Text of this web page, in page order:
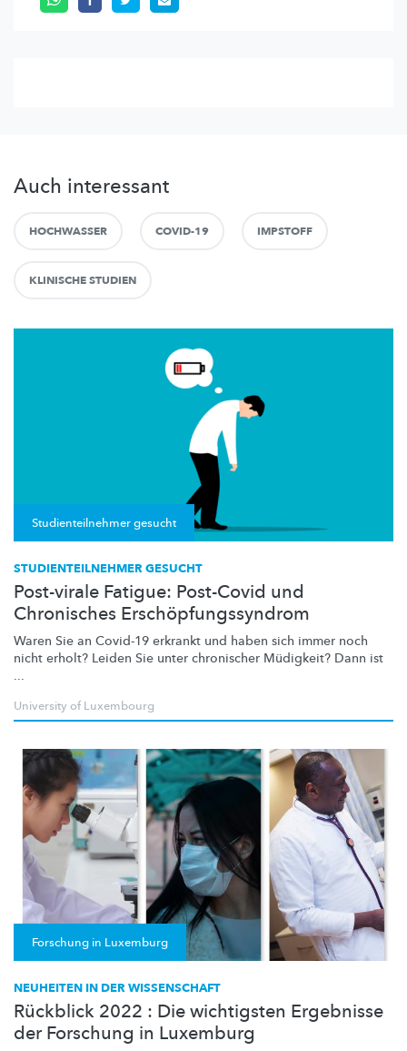
Auch interessant
HOCHWASSER COVID-19 IMPSTOFF
KLINISCHE STUDIEN
Studienteilnehmer gesucht
STUDIENTEILNEHMER GESUCHT
Post-virale Fatigue: Post-Covid und
Chronisches Erschöpfungssyndrom
Waren Sie an Covid-19 erkrankt und haben sich immer noch
nicht erholt? Leiden Sie unter chronischer Müdigkeit? Dann ist
...
University of Luxembourg
Forschung in Luxemburg
NEUHEITEN IN DER WISSENSCHAFT
Rückblick 2022 : Die wichtigsten Ergebnisse
der Forschung in Luxemburg